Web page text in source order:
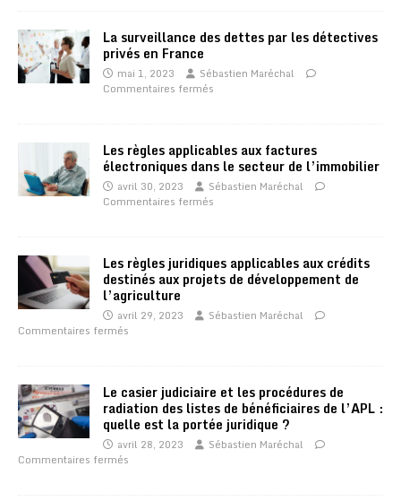
La surveillance des dettes par les détectives
privés en France
mai 1, 2023
Sébastien Maréchal
Commentaires fermés
Les règles applicables aux factures
électroniques dans le secteur de l’immobilier
avril 30, 2023
Sébastien Maréchal
Commentaires fermés
Les règles juridiques applicables aux crédits
destinés aux projets de développement de
l’agriculture
avril 29, 2023
Sébastien Maréchal
Commentaires fermés
Le casier judiciaire et les procédures de
radiation des listes de bénéficiaires de l’APL :
quelle est la portée juridique ?
avril 28, 2023
Sébastien Maréchal
Commentaires fermés